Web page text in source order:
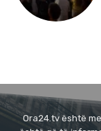
Ora24.tv është